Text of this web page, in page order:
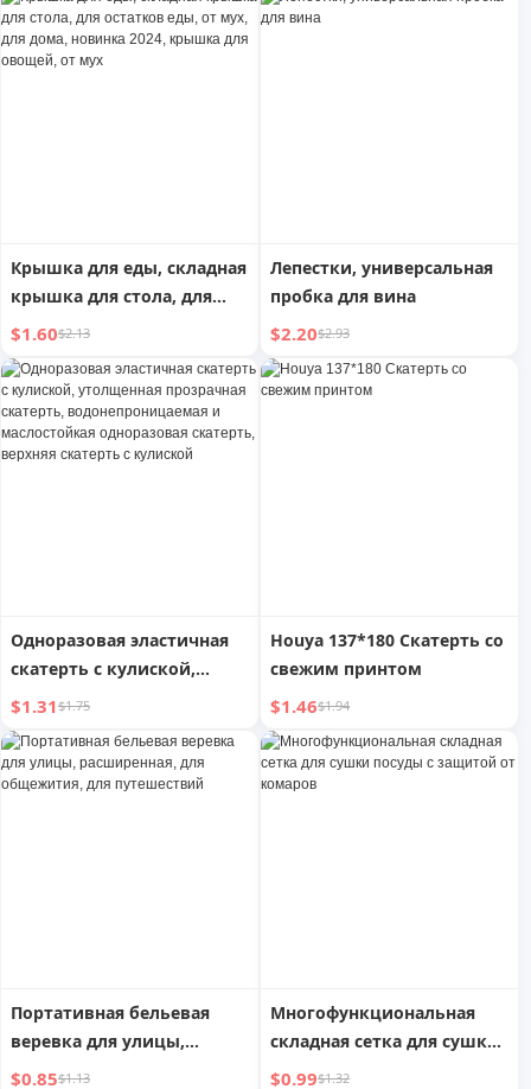
крышка для еды, крышка
для овощей, крышка для
остатков еды, крышка для
дома, отеля, с красным
Крышка для еды, складная
крышка для стола, для
остатков еды, от мух, для
дома, новинка 2024,
крышка для овощей, от
мух
$1.60$2.13
Лепестки, универсальная
пробка для вина
$2.20$2.93
Одноразовая эластичная
скатерть с кулиской,
утолщенная прозрачная
скатерть,
водонепроницаемая и
маслостойкая
$1.31$1.75
Houya 137*180 Скатерть со
свежим принтом
$1.46$1.94
Портативная бельевая
веревка для улицы,
расширенная, для
$0.85$1.13
Многофункциональная
складная сетка для сушки
посуды с защитой от
$0.99$1.32